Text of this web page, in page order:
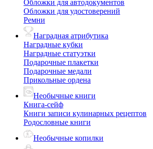
Обложки для автодокументов
Обложки для удостоверений
Ремни
Наградная атрибутика
Наградные кубки
Наградные статуэтки
Подарочные плакетки
Подарочные медали
Прикольные ордена
Необычные книги
Книга-сейф
Книги записи кулинарных рецептов
Родословные книги
Необычные копилки